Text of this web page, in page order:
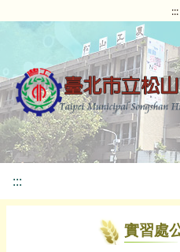
:::
:::
實習處